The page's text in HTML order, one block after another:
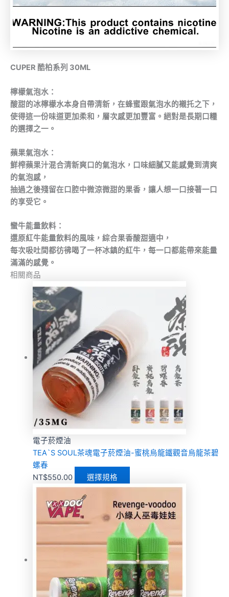
CUPER 酷柏系列 30ML
檸檬氣泡水：
酸甜的冰檸檬水本身自帶清新，在蜂蜜跟氣泡水的襯托之下，
使得這一份味道更加柔和，層次感更加豐富。絕對是長期口糧
的選擇之一。
蘋果氣泡水：
鮮榨蘋果汁混合清新爽口的氣泡水，口味細膩又能感覺到清爽
的氣泡感，
抽過之後殘留在口腔中微涼微甜的果香，讓人想一口接著一口
的享受它。
蠻牛能量飲料：
還原紅牛能量飲料的風味，綜合果香酸甜適中，
每次吸吐間都彷彿喝了一杯冰鎮的紅牛，每一口都能帶來能量
滿滿的感覺。
相關商品
電子菸煙油
TEA`S SOUL茶魂電子菸煙油-蜜桃烏龍鐵觀音烏龍茶碧
螺春
NT$550.00 選擇規格